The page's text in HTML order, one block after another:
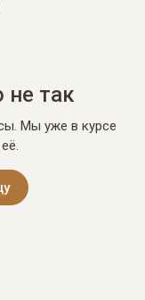
не так
Мы уже в курсе